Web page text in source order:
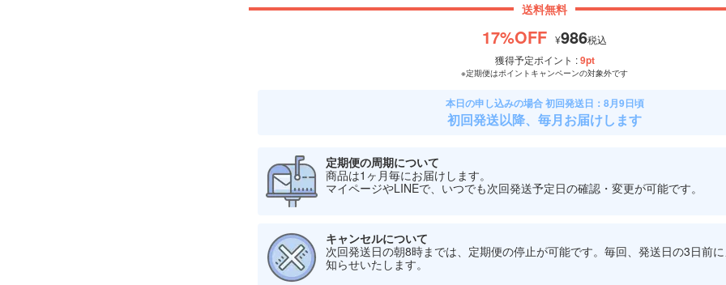
送料無料
17%OFF ¥986税込
獲得予定ポイント :9pt
※定期便はポイントキャンペーンの対象外です
本日の申し込みの場合 初回発送日： 8月9日頃
初回発送以降、毎月お届けします
定期便の周期について
商品は1ヶ月毎にお届けします。
マイページやLINEで、いつでも次回発送予定日の確認・変更が可能です。
キャンセルについて
次回発送日の朝8時までは、定期便の停止が可能です。毎回、発送日の3日前
知らせいたします。